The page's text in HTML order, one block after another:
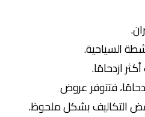
السياحية.
ازدحامًا.
فتتوفر عروض
التكاليف بشكل ملحوظ.